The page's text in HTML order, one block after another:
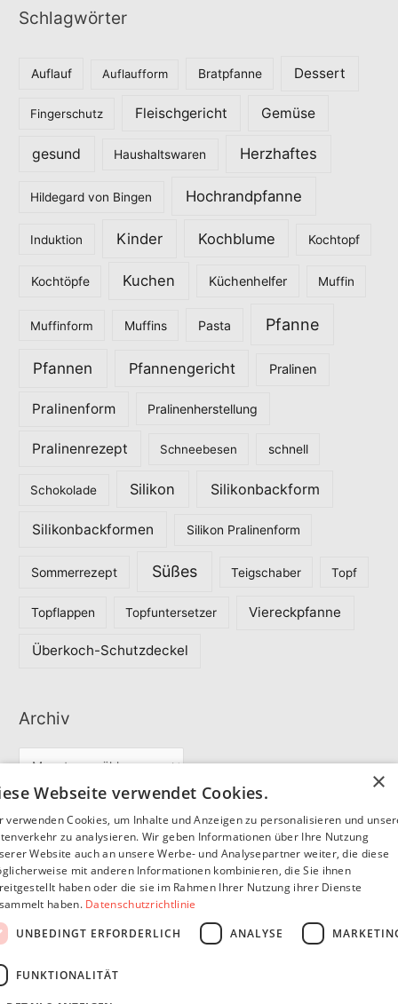
e
Schlagwörter
Auflauf Auflaufform Bratpfanne Dessert
Fingerschutz Fleischgericht Gemüse
gesund Haushaltswaren Herzhaftes
Hildegard von Bingen Hochrandpfanne
Induktion Kinder Kochblume Kochtopf
Kochtöpfe Kuchen Küchenhelfer Muffin
Muffinform Muffins Pasta Pfanne
Pfannen Pfannengericht Pralinen
Pralinenform Pralinenherstellung
Pralinenrezept Schneebesen schnell
Schokolade Silikon Silikonbackform
Silikonbackformen Silikon Pralinenform
Sommerrezept Süßes Teigschaber Topf
Topflappen Topfuntersetzer Viereckpfanne
Überkoch-Schutzdeckel
Archiv
i
v
Partner
SommerSEO
×
Webseite verwendet Cookies.
verwenden Cookies, um Inhalte und Anzeigen zu personalisieren und
zu analysieren. Wir geben Informationen über Ihre Nutzung
Website auch an unsere Werbe- und Analysepartner weiter, die diese
mit anderen Informationen kombinieren, die Sie ihnen
haben oder die sie im Rahmen Ihrer Nutzung ihrer Dienste
haben. Datenschutzrichtlinie
UNBEDINGT ERFORDERLICH
ANALYSE
FUNKTIONALITÄT